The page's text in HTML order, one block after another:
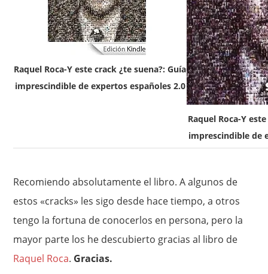
Raquel Roca-Y este crack ¿te suena?: Guía
imprescindible de expertos españoles 2.0
Raquel Roca-Y
imprescindible de
Recomiendo absolutamente el libro. A algunos de
estos «cracks» les sigo desde hace tiempo, a otros
tengo la fortuna de conocerlos en persona, pero la
mayor parte los he descubierto gracias al libro de
Raquel Roca. Gracias.